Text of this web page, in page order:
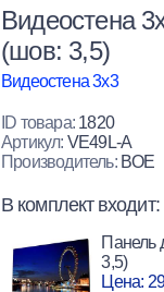
Видеостена
(шов: 3,5)
Видеостена 3х3
ID товара: 1820
Артикул: VE49L-A
Производитель: BOE
В комплект входит:
Панель
3,5)
Цена: